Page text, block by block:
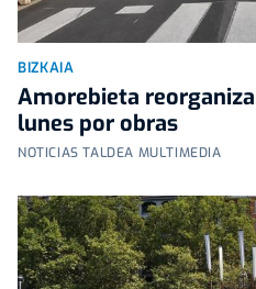
BIZKAIA
Amorebieta
lunes por obras
NOTICIAS TALDEA MULTIMEDIA